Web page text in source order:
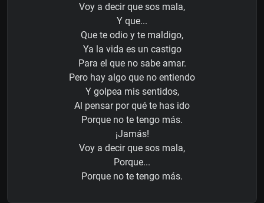
Voy a decir que sos mala,
Y que...
Que te odio y te maldigo,
Ya la vida es un castigo
Para el que no sabe amar.
Pero hay algo que no entiendo
Y golpea mis sentidos,
Al pensar por qué te has ido
Porque no te tengo más.
¡Jamás!
Voy a decir que sos mala,
Porque...
Porque no te tengo más.